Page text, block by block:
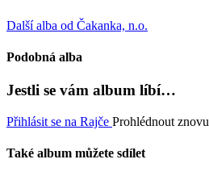
Další alba od Čakanka, n.o.
Podobná alba
Jestli se vám album líbí…
Přihlásit se na Rajče Prohlédnout znovu
Také album můžete sdílet